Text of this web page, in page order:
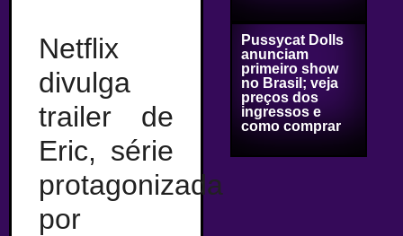
Netflix
divulga
trailer de
Eric, série
protagonizada
por
Pussycat Dolls
anunciam
primeiro show
no Brasil; veja
preços dos
ingressos e
como comprar